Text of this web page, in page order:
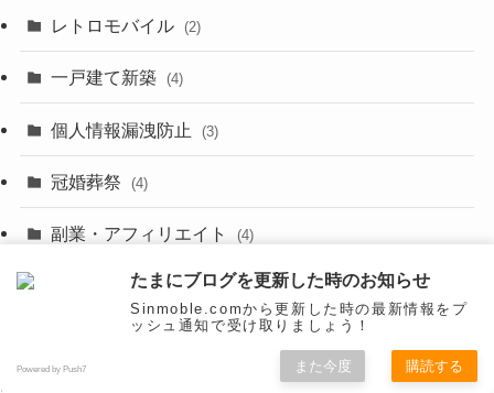
(18)
(19)
(6)
(8)
(7)
(3)
(29)
レトロモバイル (2)
一戸建て新築 (4)
個人情報漏洩防止 (3)
冠婚葬祭 (4)
副業・アフィリエイト (4)
整理・ミニマリスト (34)
旅行（トラベル・モバイル）
たまにブログを更新した時のお知らせ
Sinmoble.comから更新した時の最新情報をプ
ッシュ通知で受け取りましょう！
Powered by Push7 また今度 購読する